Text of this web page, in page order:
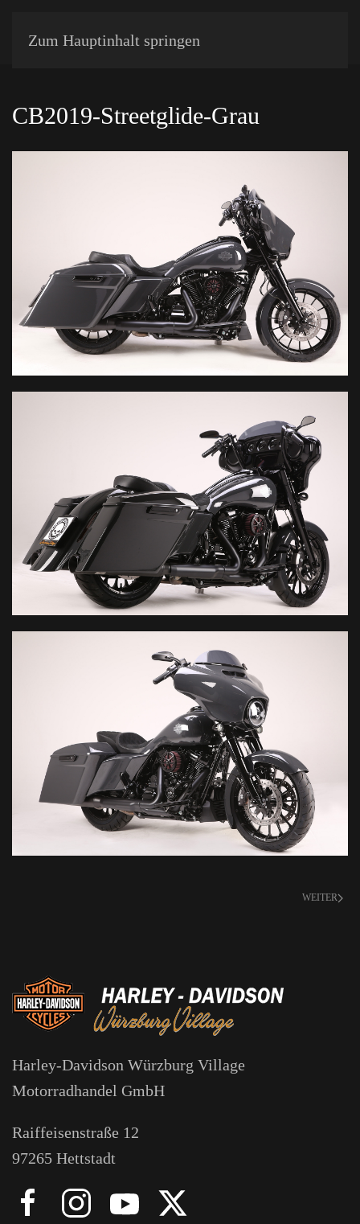
Zum Hauptinhalt springen
CB2019-Streetglide-Grau
WEITER
Harley-Davidson Würzburg Village
Motorradhandel GmbH
Raiffeisenstraße 12
97265 Hettstadt